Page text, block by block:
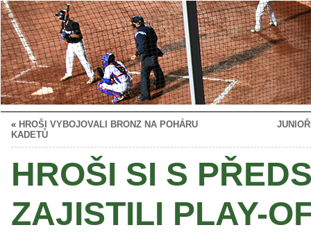
« HROŠI VYBOJOVALI BRONZ NA POHÁRU
KADETŮ
HROŠI SI S
ZAJISTILI PLAY-